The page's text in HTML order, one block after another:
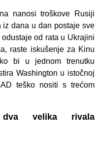
nanosi troškove Rusiji
iz dana u dan postaje sve
od rata u Ukrajini
raste iskušenje za Kinu
bi u jednom trenutku
Washington u istočnoj
teško nositi s trećom
velika rivala